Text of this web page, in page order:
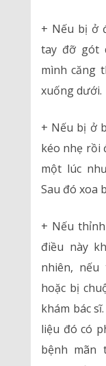
+ Nếu bị ở
tay đỡ gót
mình căng
xuống dưới.
+ Nếu bị ở
kéo nhẹ rồi
một lúc
Sau đó xoa
+ Nếu
điều này
nhiên,
hoặc bị
khám bác
liệu đó có
bệnh mãn